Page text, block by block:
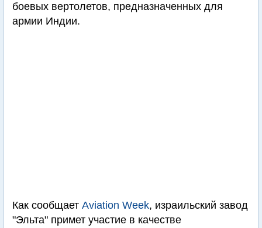
боевых вертолетов, предназначенных для
армии Индии.
Как сообщает Aviation Week, израильский завод
"Эльта" примет участие в качестве